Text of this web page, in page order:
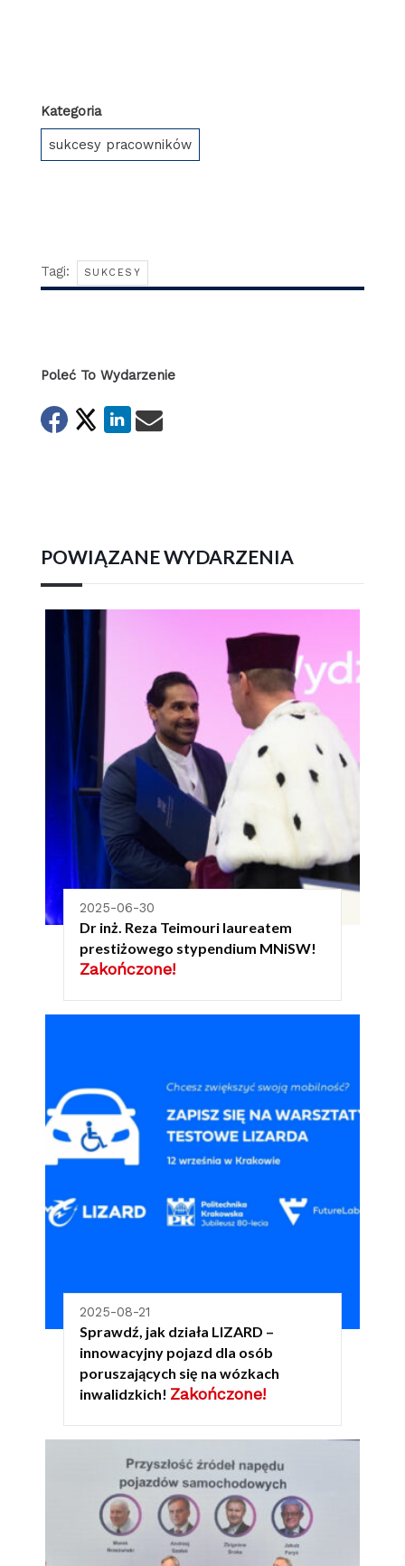
Kategoria
sukcesy pracowników
Tagi: SUKCESY
Poleć To Wydarzenie
POWIĄZANE WYDARZENIA
2025-06-30
Dr inż. Reza Teimouri laureatem
prestiżowego stypendium MNiSW!
Zakończone!
2025-08-21
Sprawdź, jak działa LIZARD –
innowacyjny pojazd dla osób
poruszających się na wózkach
inwalidzkich! Zakończone!